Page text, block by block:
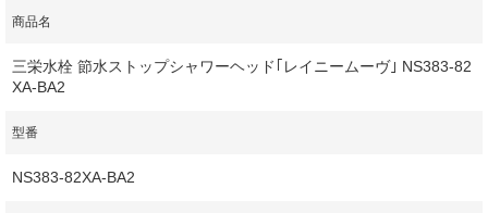
商品名
三栄水栓 節水ストップシャワーヘッド｢レイニームーヴ｣ NS383-82
XA-BA2
型番
NS383-82XA-BA2